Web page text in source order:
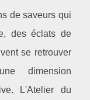
de saveurs qui
des éclats de
se retrouver
dimension
L'Atelier du